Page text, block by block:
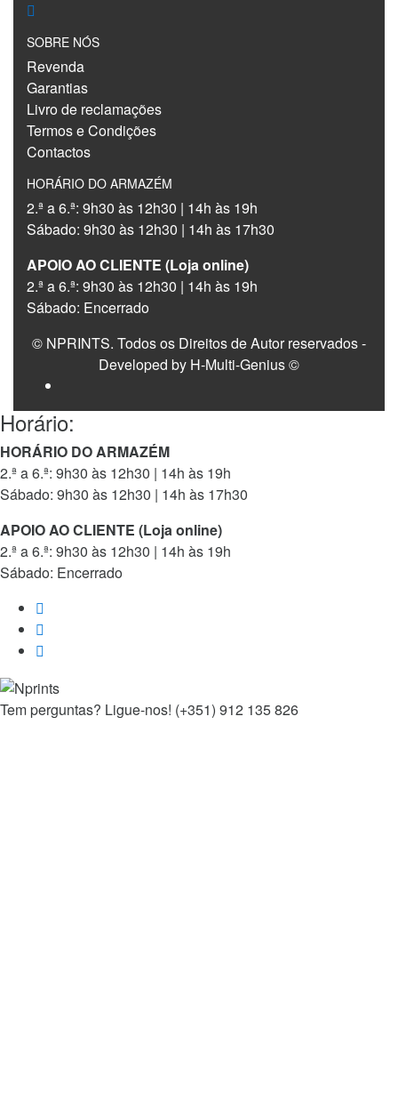
SOBRE NÓS
Revenda
Garantias
Livro de reclamações
Termos e Condições
Contactos
HORÁRIO DO ARMAZÉM
2.ª a 6.ª: 9h30 às 12h30 | 14h às 19h
Sábado: 9h30 às 12h30 | 14h às 17h30
APOIO AO CLIENTE (Loja online)
2.ª a 6.ª: 9h30 às 12h30 | 14h às 19h
Sábado: Encerrado
© NPRINTS. Todos os Direitos de Autor reservados -
Developed by H-Multi-Genius ©
Horário:
HORÁRIO DO ARMAZÉM
2.ª a 6.ª: 9h30 às 12h30 | 14h às 19h
Sábado: 9h30 às 12h30 | 14h às 17h30
APOIO AO CLIENTE (Loja online)
2.ª a 6.ª: 9h30 às 12h30 | 14h às 19h
Sábado: Encerrado
Tem perguntas? Ligue-nos! (+351) 912 135 826